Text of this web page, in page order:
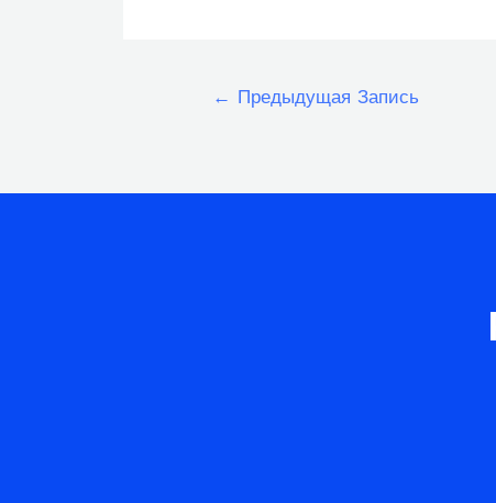
Навигация
← Предыдущая Запись